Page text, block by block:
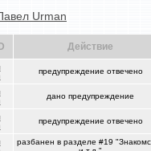
Urman
Действие
предупреждение отвечено
дано предупреждение
предупреждение отвечено
разбанен в разделе #19